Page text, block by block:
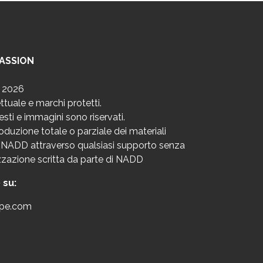
anche
future per
stati raccolti,
della
dati e di
la
la
per motivi
e marchi protetti.
e immagini sono riservati.
totale o parziale dei materiali
attraverso qualsiasi supporto senza
scritta da parte di NADD
su: